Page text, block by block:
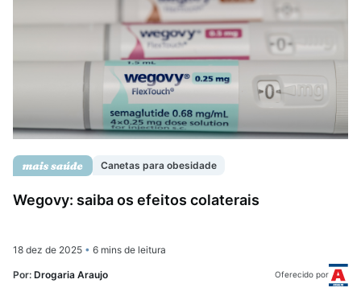
Canetas para obesidade
Wegovy: saiba os efeitos colaterais
18 dez de 2025 • 6 mins de leitura
Por: Drogaria Araujo Oferecido por